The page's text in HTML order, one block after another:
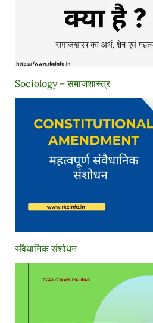
Sociology – समाजशास्त्र
संवैधानिक संशोधन